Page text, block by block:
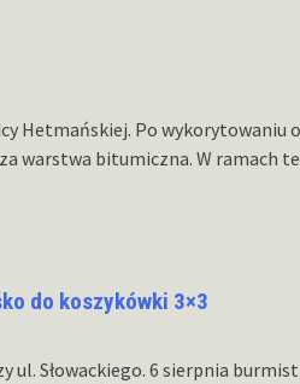
Hetmańskiej. Po wykorytowaniu
warstwa bitumiczna. W ramach
do koszykówki 3×3
Słowackiego. 6 sierpnia